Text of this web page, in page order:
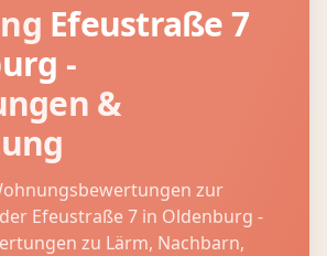
Efeustraße 7
-
&
zur
Efeustraße 7 in Oldenburg -
zu Lärm, Nachbarn,